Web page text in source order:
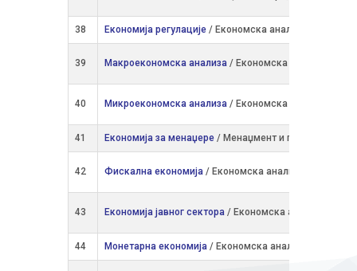
38 Економија регулације / Економска анализа и
39 Макроекономска анализа / Економска анализа и
40 Микроекономска анализа / Економска анализа и
41 Економија за менаџере / Менаџмент и
42 Фискална економија / Економска анализа и
43 Економија јавног сектора / Економска анализа и
44 Монетарна економија / Економска анализа и